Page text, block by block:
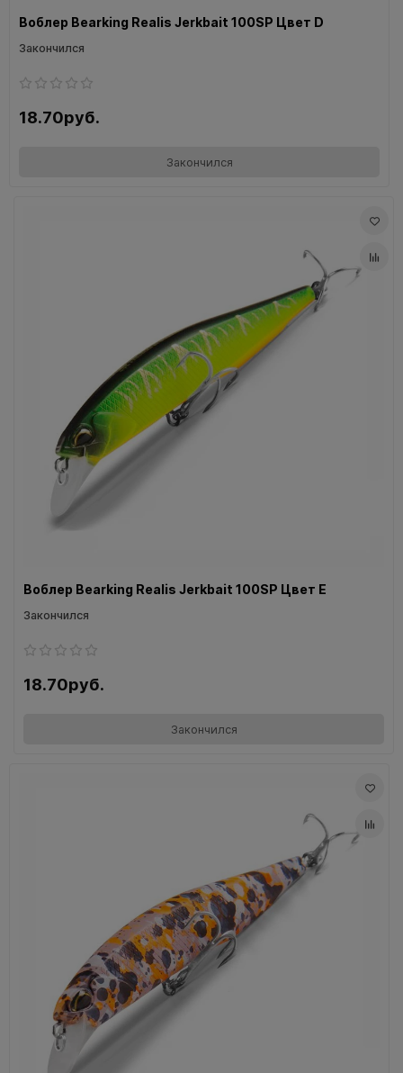
Воблер Bearking Realis Jerkbait 100SP Цвет D
Закончился
18.70руб.
Закончился
Воблер Bearking Realis Jerkbait 100SP Цвет E
Закончился
18.70руб.
Закончился